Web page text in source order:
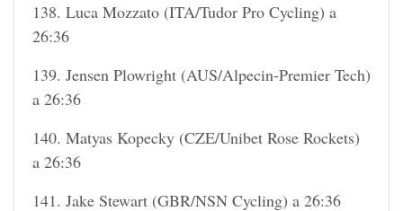
138. Luca Mozzato (ITA/Tudor Pro Cycling) a
26:36
139. Jensen Plowright (AUS/Alpecin-Premier Tech)
a 26:36
140. Matyas Kopecky (CZE/Unibet Rose Rockets)
a 26:36
141. Jake Stewart (GBR/NSN Cycling) a 26:36